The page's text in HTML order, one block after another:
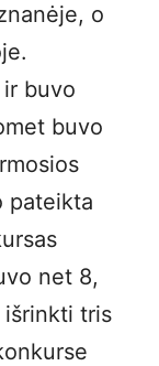
o
buvo
buvo
pateikta
net 8,
tris